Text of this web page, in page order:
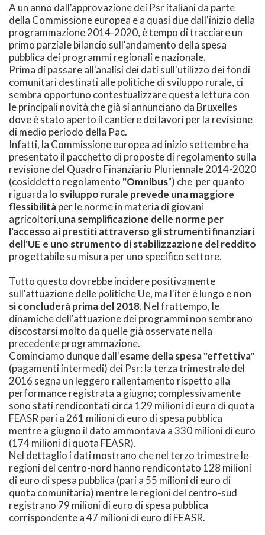
A un anno dall'approvazione dei Psr italiani da parte
della Commissione europea e a quasi due dall'inizio della
programmazione 2014-2020, è tempo di tracciare un
primo parziale bilancio sull'andamento della spesa
pubblica dei programmi regionali e nazionale.
Prima di passare all'analisi dei dati sull'utilizzo dei fondi
comunitari destinati alle politiche di sviluppo rurale, ci
sembra opportuno contestualizzare questa lettura con
le principali novità che già si annunciano da Bruxelles
dove è stato aperto il cantiere dei lavori per la revisione
di medio periodo della Pac.
Infatti, la Commissione europea ad inizio settembre ha
presentato il pacchetto di proposte di regolamento sulla
revisione del Quadro Finanziario Pluriennale 2014-2020
(cosiddetto regolamento "Omnibus") che per quanto
riguarda lo sviluppo rurale prevede una maggiore
flessibilitàper le norme in materia di giovani
agricoltori,una semplificazione delle norme per
l'accesso ai prestiti attraverso gli strumenti finanziari
dell'UE e uno strumento di stabilizzazione del reddito
progettabile su misura per uno specifico settore.
Tutto questo dovrebbe incidere positivamente
sull'attuazione delle politiche Ue, ma l'iter è lungo enon
si concluderà prima del 2018. Nel frattempo, le
dinamiche dell'attuazione dei programmi non sembrano
discostarsi molto da quelle già osservate nella
precedente programmazione.
Cominciamo dunque dall'esame della spesa "effettiva"
(pagamenti intermedi) dei Psr: la terza trimestrale del
2016 segna un leggero rallentamento rispetto alla
performance registrata a giugno; complessivamente
sono stati rendicontati circa 129 milioni di euro di quota
FEASR pari a 261 milioni di euro di spesa pubblica
mentre a giugno il dato ammontava a 330 milioni di euro
(174 milioni di quota FEASR).
Nel dettaglio i dati mostrano che nel terzo trimestre le
regioni del centro-nord hanno rendicontato 128 milioni
di euro di spesa pubblica (pari a 55 milioni di euro di
quota comunitaria) mentre le regioni del centro-sud
registrano 79 milioni di euro di spesa pubblica
corrispondente a 47 milioni di euro di FEASR.